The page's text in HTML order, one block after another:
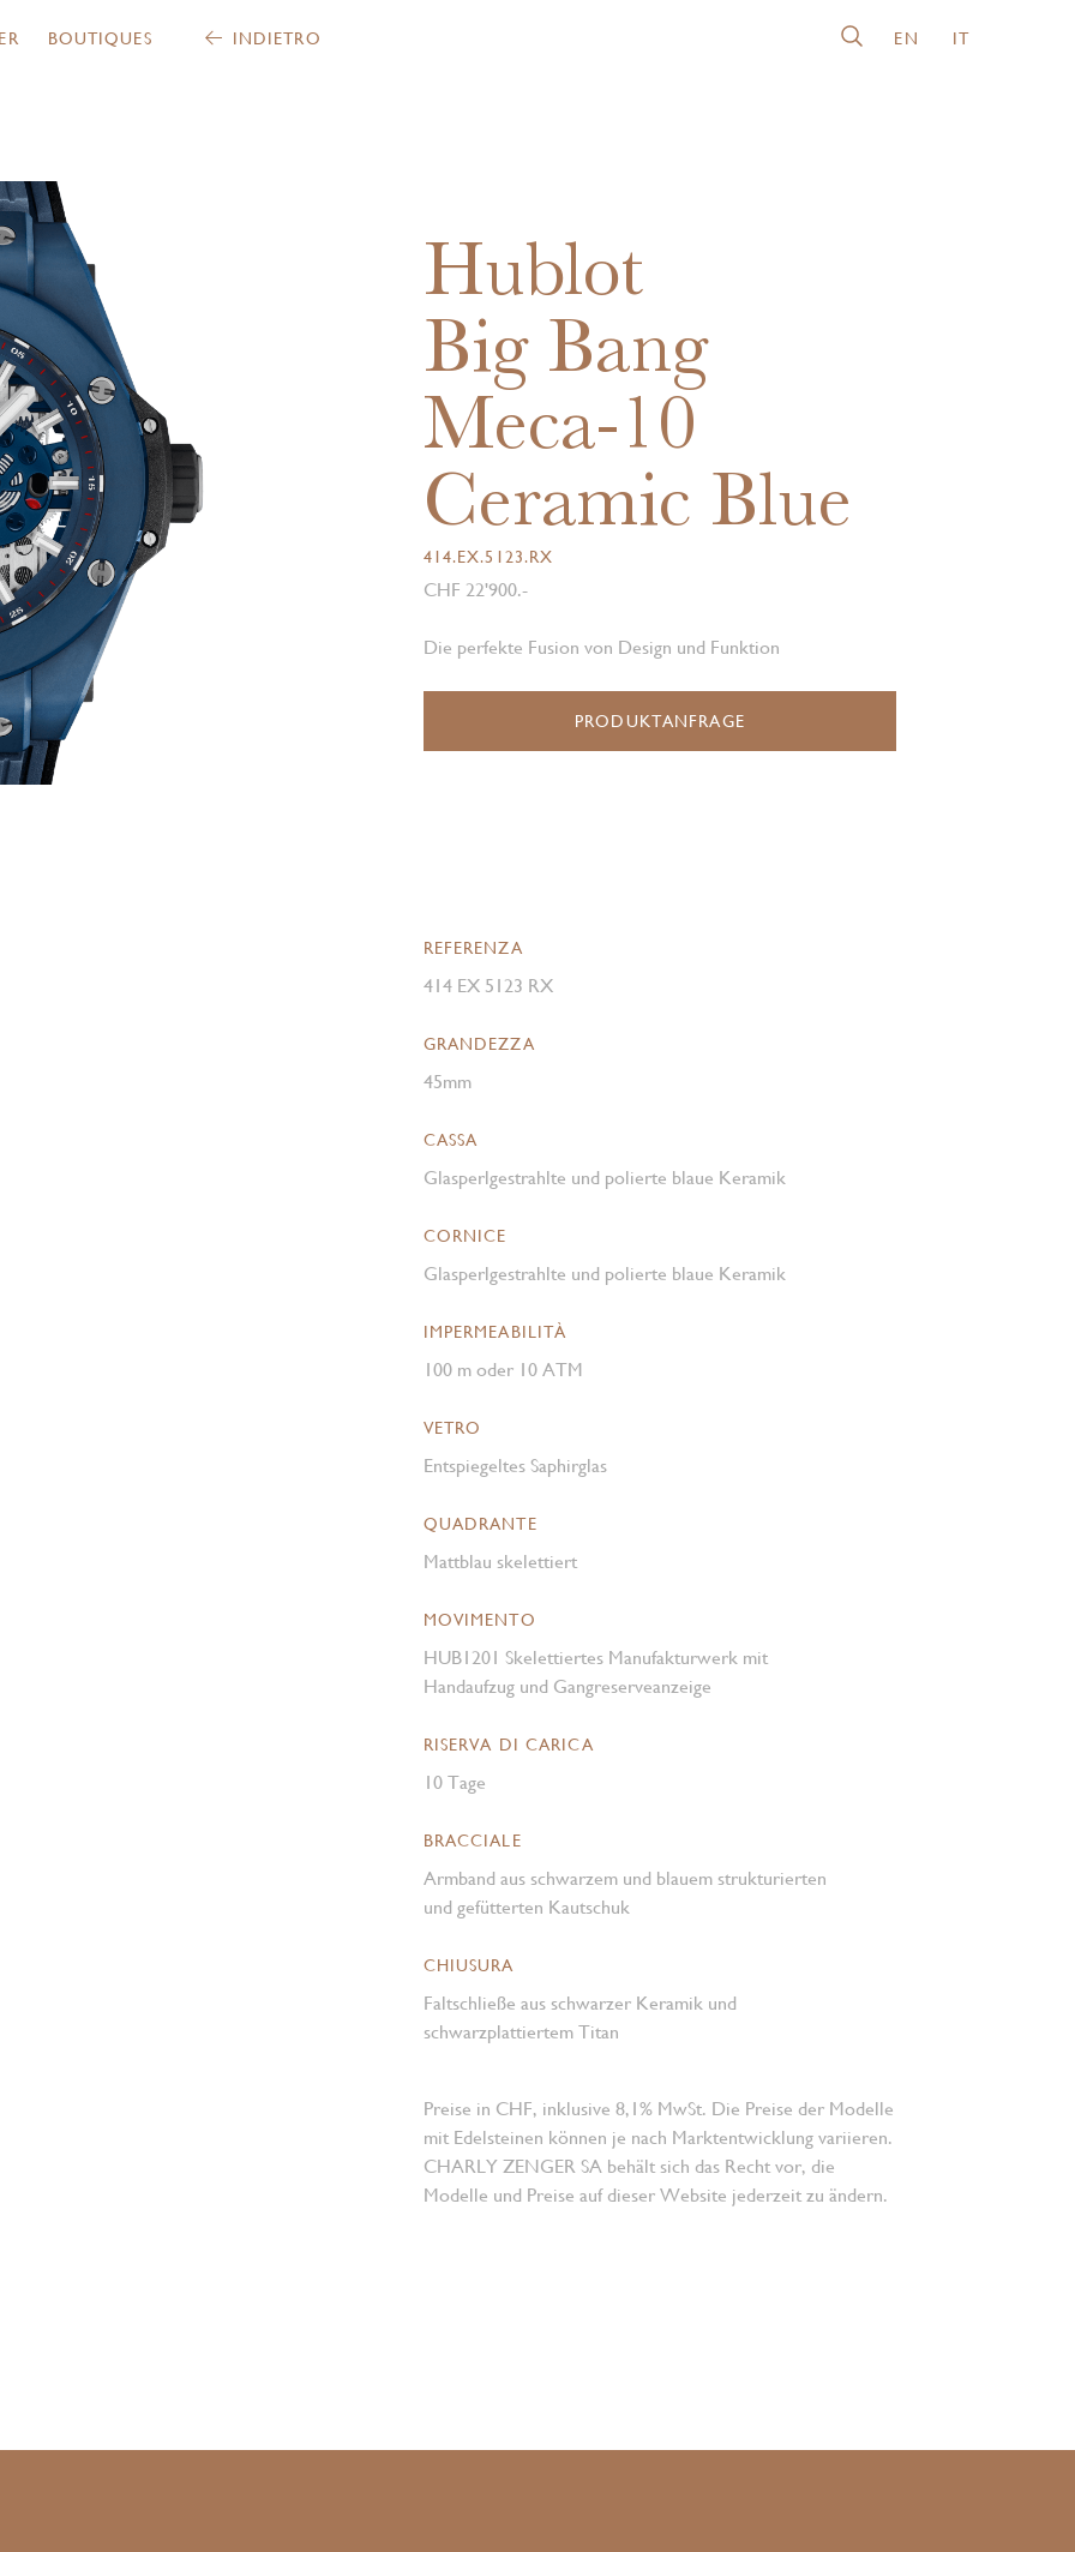
BOUTIQUES INDIETRO EN IT
Hublot
Big Bang
Meca-10
Ceramic Blue
414.EX.5123.RX
CHF 22'900.-
Die perfekte Fusion von Design und Funktion
PRODUKTANFRAGE
REFERENZA
414 EX 5123 RX
GRANDEZZA
45mm
CASSA
Glasperlgestrahlte und polierte blaue Keramik
CORNICE
Glasperlgestrahlte und polierte blaue Keramik
IMPERMEABILITÀ
100 m oder 10 ATM
VETRO
Entspiegeltes Saphirglas
QUADRANTE
Mattblau skelettiert
MOVIMENTO
HUB1201 Skelettiertes Manufakturwerk mit
Handaufzug und Gangreserveanzeige
RISERVA DI CARICA
10 Tage
BRACCIALE
Armband aus schwarzem und blauem strukturierten
und gefütterten Kautschuk
CHIUSURA
Faltschließe aus schwarzer Keramik und
schwarzplattiertem Titan
Preise in CHF, inklusive 8,1% MwSt. Die Preise der Modelle
mit Edelsteinen können je nach Marktentwicklung variieren.
CHARLY ZENGER SA behält sich das Recht vor, die
Modelle und Preise auf dieser Website jederzeit zu ändern.